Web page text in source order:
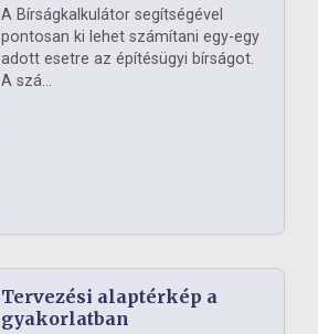
A Bírságkalkulátor segítségével
pontosan ki lehet számítani egy-egy
adott esetre az építésügyi bírságot.
A szá...
Tervezési alaptérkép a
gyakorlatban